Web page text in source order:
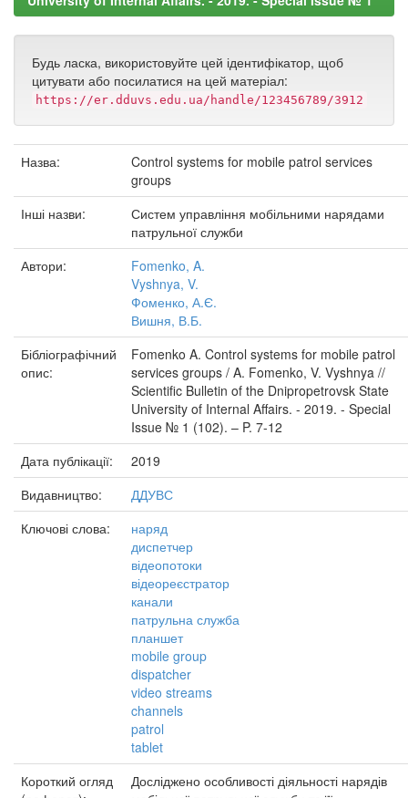
Будь ласка, використовуйте цей ідентифікатор, щоб
цитувати або посилатися на цей матеріал:
https://er.dduvs.edu.ua/handle/123456789/3912
Назва:
Control systems for mobile patrol services
groups
Інші назви:
Систем управління мобільними нарядами
патрульної служби
Автори:
Fomenko, A.
Vyshnya, V.
Фоменко, А.Є.
Вишня, В.Б.
Бібліографічний
опис:
Fomenko A. Control systems for mobile patrol
services groups / A. Fomenko, V. Vyshnya //
Scientific Bulletin of the Dnipropetrovsk State
University of Internal Affairs. - 2019. - Special
Issue № 1 (102). – P. 7-12
Дата публікації:
2019
Видавництво:
ДДУВС
Ключові слова:
наряд
диспетчер
відеопотоки
відеореєстратор
канали
патрульна служба
планшет
mobile group
dispatcher
video streams
channels
patrol
tablet
Короткий огляд
Досліджено особливості діяльності нарядів